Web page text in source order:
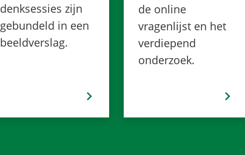
denksessies zijn
gebundeld in een
beeldverslag.
de online
vragenlijst en het
verdiepend
onderzoek.